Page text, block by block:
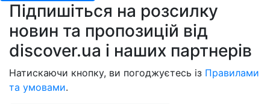
Підпишіться на розсилку
новин та пропозицій від
discover.ua і наших партнерів
Натискаючи кнопку, ви погоджуєтесь із Правилами
та умовами.